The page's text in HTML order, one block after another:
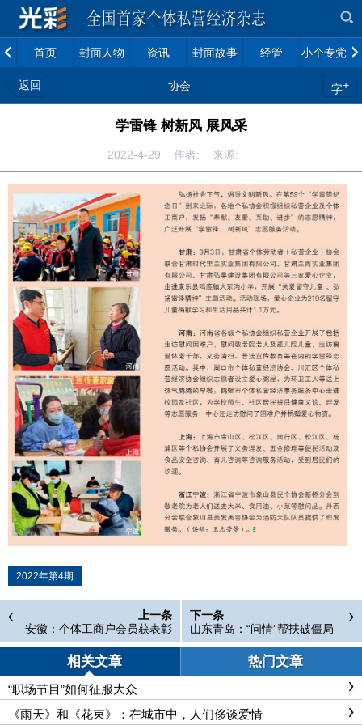
首页 封面人物 资讯 封面故事 经管 小个专党建
返回 协会 字+
学雷锋 树新风 展风采
2022-4-29 作者: 来源:
2022年第4期
上一条
安徽：个体工商户会员获表彰
下一条
山东青岛：“问情”帮扶破僵局
精准纡困惠长远
相关文章 热门文章
“职场节目”如何征服大众
《雨天》和《花束》：在城市中，人们侈谈爱情